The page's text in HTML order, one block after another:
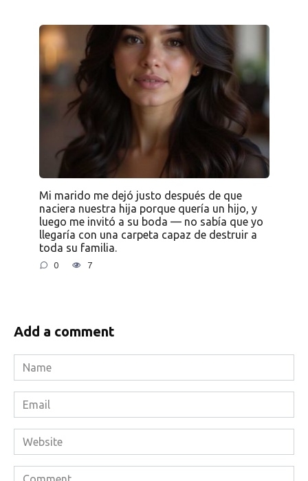
Mi marido me dejó justo después de que
naciera nuestra hija porque quería un hijo, y
luego me invitó a su boda — no sabía que yo
llegaría con una carpeta capaz de destruir a
toda su familia.
0 7
Add a comment
Name
*
Email
*
Website
Comment